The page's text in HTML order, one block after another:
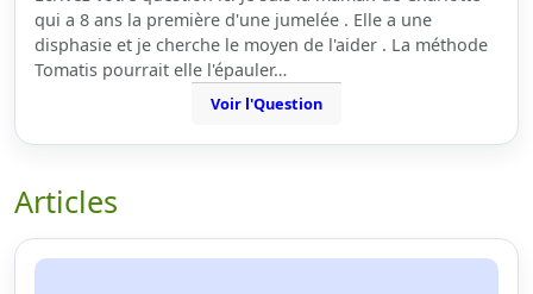
qui a 8 ans la première d'une jumelée . Elle a une
disphasie et je cherche le moyen de l'aider . La méthode
Tomatis pourrait elle l'épauler…
Voir l'Question
Articles